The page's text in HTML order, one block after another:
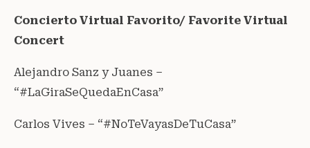
Concierto Virtual Favorito/ Favorite Virtual
Concert
Alejandro Sanz y Juanes –
“#LaGiraSeQuedaEnCasa”
Carlos Vives – “#NoTeVayasDeTuCasa”